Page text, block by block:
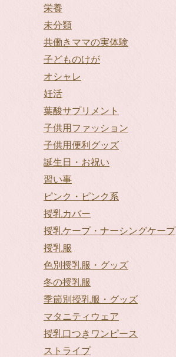
栄養
未分類
共働きママの実体験
子どものけが
オシャレ
妊活
葉酸サプリメント
子供用ファッション
子供用便利グッズ
誕生日・お祝い
習い事
ピンク・ピンク系
授乳カバー
授乳ケープ・ナーシングケープ
授乳服
色別授乳服・グッズ
冬の授乳服
季節別授乳服・グッズ
マタニティウェア
授乳口つきワンピース
ストライプ